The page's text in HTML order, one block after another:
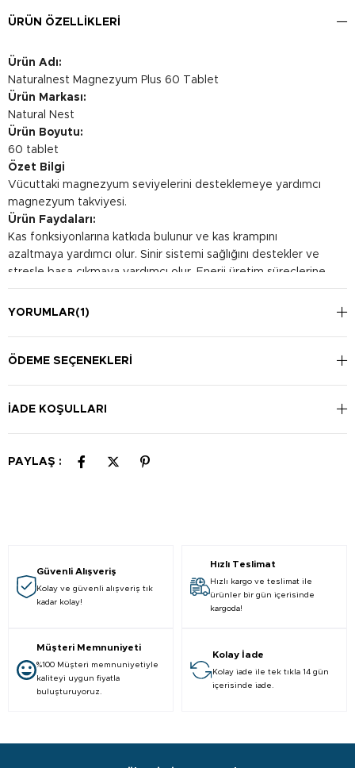
ÜRÜN ÖZELLIKLERI
Ürün Adı:
Naturalnest Magnezyum Plus 60 Tablet
Ürün Markası:
Natural Nest
Ürün Boyutu:
60 tablet
Özet Bilgi
Vücuttaki magnezyum seviyelerini desteklemeye yardımcı
magnezyum takviyesi.
Ürün Faydaları:
Kas fonksiyonlarına katkıda bulunur ve kas krampını
azaltmaya yardımcı olur. Sinir sistemi sağlığını destekler ve
stresle başa çıkmaya yardımcı olur. Enerji üretim süreçlerine
katkı sağlar ve yorgunluğu azaltmaya yardımcı olur.
Kullanım Şekli:
YORUMLAR(1)
ÖDEME SEÇENEKLERI
İADE KOŞULLARI
PAYLAŞ :
Güvenli Alışveriş
Kolay ve güvenli alışveriş tık
kadar kolay!
Hızlı Teslimat
Hızlı kargo ve teslimat ile
ürünler bir gün içerisinde
kargoda!
Müşteri Memnuniyeti
%100 Müşteri memnuniyetiyle
kaliteyi uygun fiyatla
buluşturuyoruz.
Kolay İade
Kolay iade ile tek tıkla 14 gün
içerisinde iade.